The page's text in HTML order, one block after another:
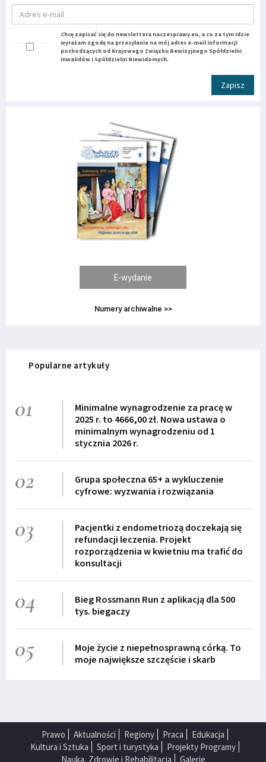
Chcę zapisać się do newslettera naszesprawy.eu, a co za tym idzie
wyrażam zgodę na przesyłanie na mój adres e-mail informacji
pochodzących od Krajowego Związku Rewizyjnego Spółdzielni
Inwalidów i Spółdzielni Niewidomych.
Zapisz
E-wydanie
Numery archiwalne >>
Popularne artykuły
01
Minimalne wynagrodzenie za pracę w
2025 r. to 4666,00 zł. Nowa ustawa o
minimalnym wynagrodzeniu od 1
stycznia 2026 r.
02
Grupa społeczna 65+ a wykluczenie
cyfrowe: wyzwania i rozwiązania
03
Pacjentki z endometriozą doczekają się
refundacji leczenia. Projekt
rozporządzenia w kwietniu ma trafić do
konsultacji
04
Bieg Rossmann Run z aplikacją dla 500
tys. biegaczy
05
Moje życie z niepełnosprawną córką. To
moje największe szczęście i skarb
Prawo Aktualności Regiony Praca
Edukacja
Kultura i Sztuka
Sport i turystyka
Projekty Programy
Nauka, Zdrowie i Rehabilitacja
Galerie